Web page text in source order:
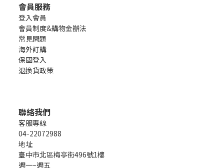
會員服務
登入會員
會員制度&購物金辦法
常見問題
海外訂購
保固登入
退換貨政策
聯絡我們
客服專線
04-22072988
地址
臺中市北區梅亭街496號1樓
週一~週五